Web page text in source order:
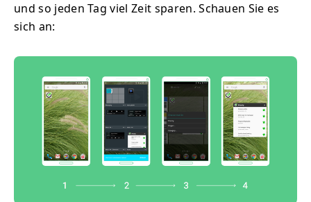
und so jeden Tag viel Zeit sparen. Schauen Sie es
sich an: